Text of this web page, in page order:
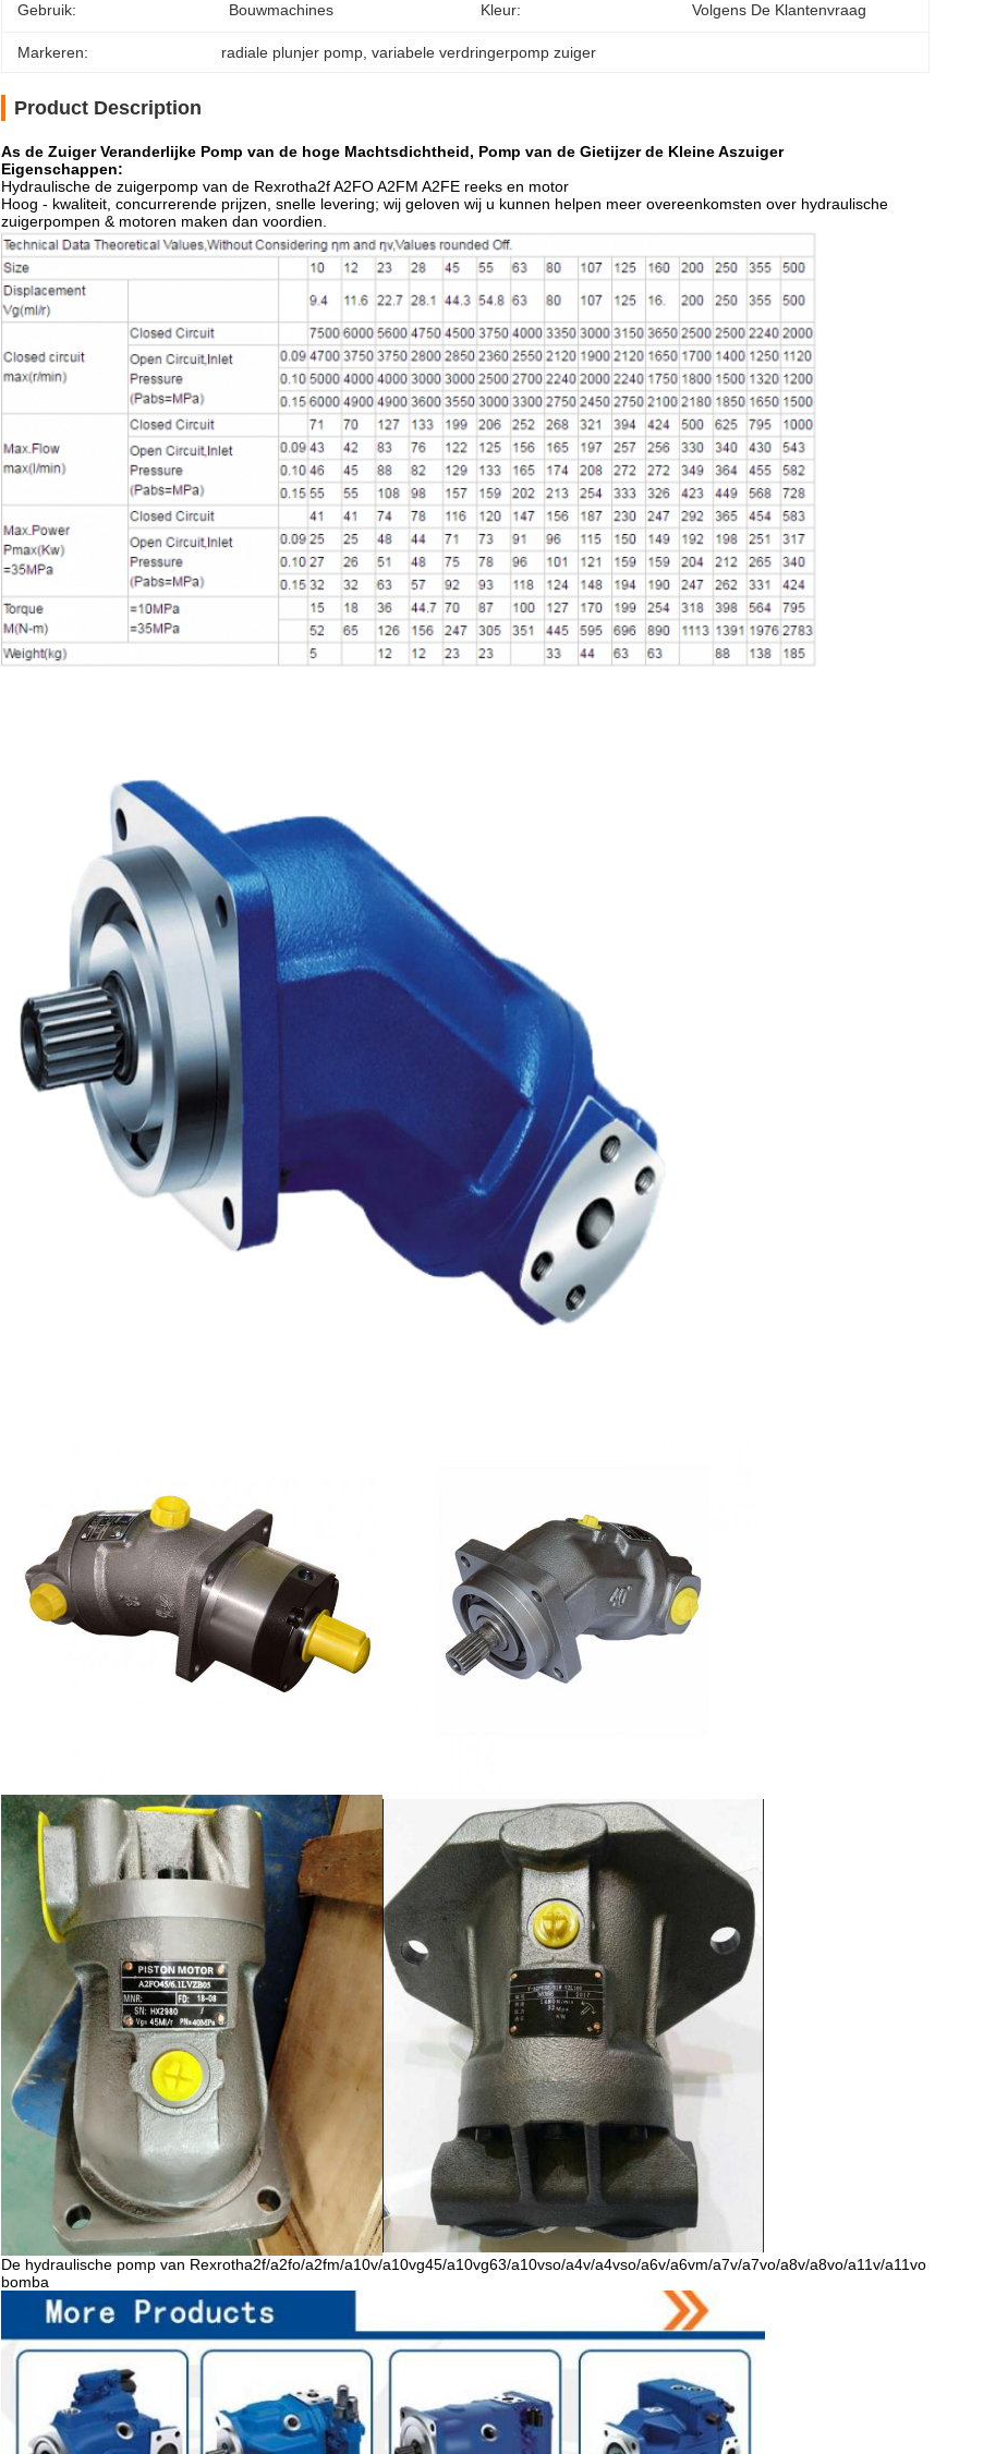
Gebruik: Bouwmachines Kleur: Volgens De Klantenvraag
Markeren: radiale plunjer pomp , variabele verdringerpomp zuiger
Product Description
As de Zuiger Veranderlijke Pomp van de hoge Machtsdichtheid, Pomp van de Gietijzer de Kleine Aszuiger
Eigenschappen:
Hydraulische de zuigerpomp van de Rexrotha2f A2FO A2FM A2FE reeks en motor
Hoog - kwaliteit, concurrerende prijzen, snelle levering; wij geloven wij u kunnen helpen meer overeenkomsten over hydraulische
zuigerpompen & motoren maken dan voordien.
De hydraulische pomp van Rexrotha2f/a2fo/a2fm/a10v/a10vg45/a10vg63/a10vso/a4v/a4vso/a6v/a6vm/a7v/a7vo/a8v/a8vo/a11v/a11vo
bomba